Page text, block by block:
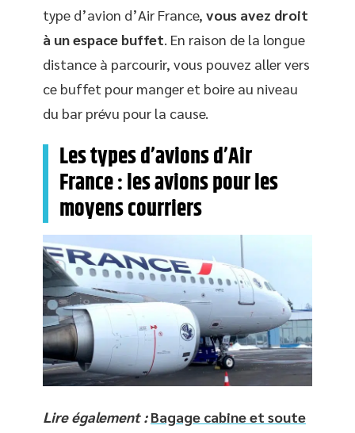
type d’avion d’Air France, vous avez droit
à un espace buffet. En raison de la longue
distance à parcourir, vous pouvez aller vers
ce buffet pour manger et boire au niveau
du bar prévu pour la cause.
Les types d’avions d’Air
France : les avions pour les
moyens courriers
Lire également : Bagage cabine et soute